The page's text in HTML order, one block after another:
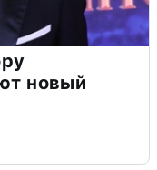
новый